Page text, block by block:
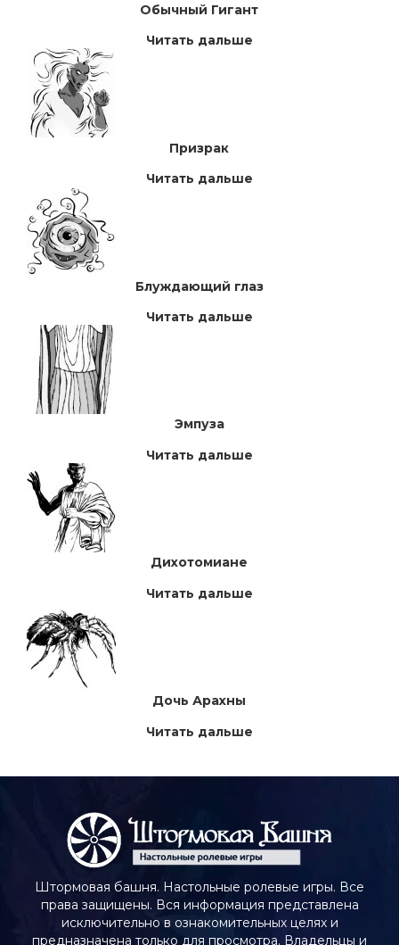
Обычный Гигант
Читать дальше
Призрак
Читать дальше
Блуждающий глаз
Читать дальше
Эмпуза
Читать дальше
Дихотомиане
Читать дальше
Дочь Арахны
Читать дальше
Штормовая башня. Настольные ролевые игры. Все
права защищены. Вся информация представлена
исключительно в ознакомительных целях и
предназначена только для просмотра. Владельцы и